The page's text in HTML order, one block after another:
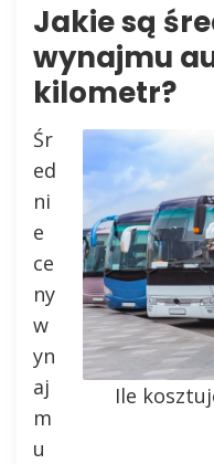
Jakie są
wynajmu
kilometr?
Ile
Śr
ed
ni
e
ce
ny
w
yn
aj
m
u